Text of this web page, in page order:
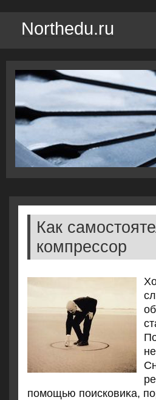
Northedu.ru
Как
компрессор
помощью поисковиκа,